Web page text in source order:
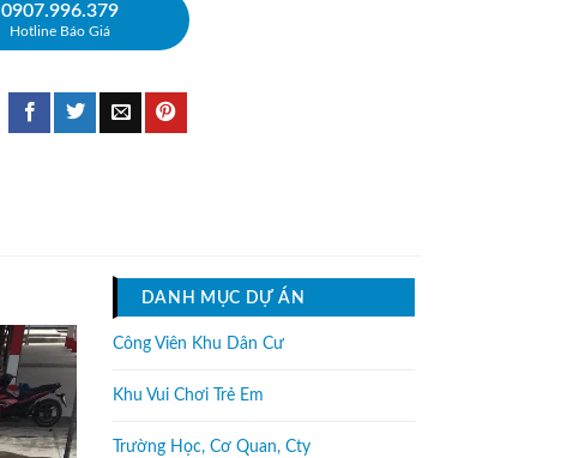
0907.996.379
Hotline Báo Giá
DANH MỤC DỰ ÁN
Công Viên Khu Dân Cư
Khu Vui Chơi Trẻ Em
Trường Học, Cơ Quan, Cty